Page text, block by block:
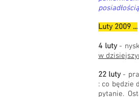
Luty 2009 ...
4 luty-
w
22 luty -
: co będzie
pytanie.